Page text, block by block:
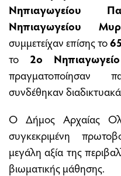
Νηπιαγωγείου
Νηπιαγωγείου
συμμετείχαν επίσης το
το 2ο
πραγματοποίησαν
συνδέθηκαν
Ο Δήμος Αρχαίας
συγκεκριμένη
μεγάλη αξία της
βιωματικής μάθησης.